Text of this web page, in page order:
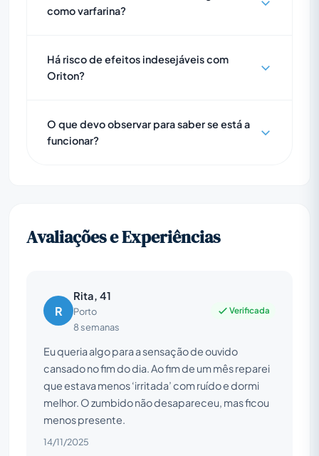
como varfarina?
Há risco de efeitos indesejáveis com
Oriton?
O que devo observar para saber se está a
funcionar?
Avaliações e Experiências
R
Rita, 41
Porto
8 semanas
Verificada
Eu queria algo para a sensação de ouvido
cansado no fim do dia. Ao fim de um mês reparei
que estava menos ‘irritada’ com ruído e dormi
melhor. O zumbido não desapareceu, mas ficou
menos presente.
14/11/2025